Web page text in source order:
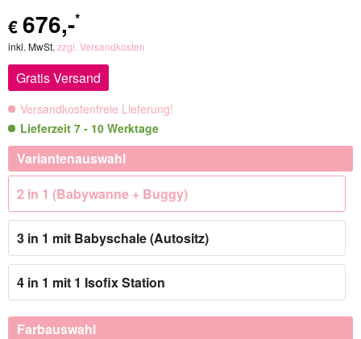
€ 676,-*
inkl. MwSt. zzgl. Versandkosten
Gratis Versand
Versandkostenfreie Lieferung!
Lieferzeit 7 - 10 Werktage
Variantenauswahl
2 in 1 (Babywanne + Buggy)
3 in 1 mit Babyschale (Autositz)
4 in 1 mit 1 Isofix Station
Farbauswahl